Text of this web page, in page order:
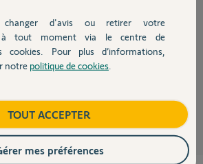
des cotes de pose.
avec vues sur les bras de dessus.
changer d'avis ou retirer votre
à tout moment via le centre de
cookies. Pour plus d’informations,
notre politique de cookies
TOUT ACCEPTER
mes préférences